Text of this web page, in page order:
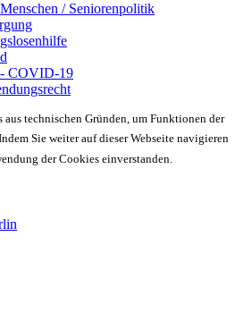
/ Seniorenpolitik
- COVID-19
aus technischen Gründen, um Funktionen der
Sie weiter auf dieser Webseite navigieren
der Cookies einverstanden.